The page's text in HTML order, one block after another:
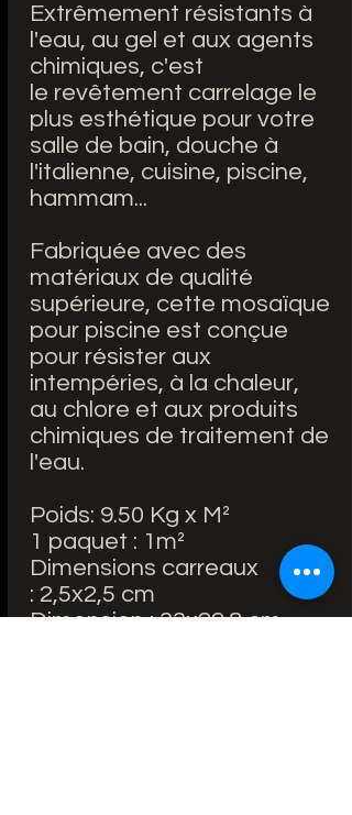
Extrêmement résistants à
l'eau, au gel et aux agents
chimiques, c'est
le revêtement carrelage le
plus esthétique pour votre
salle de bain, douche à
l'italienne, cuisine, piscine,
hammam...
Fabriquée avec des
matériaux de qualité
supérieure, cette mosaïque
pour piscine est conçue
pour résister aux
intempéries, à la chaleur,
au chlore et aux produits
chimiques de traitement de
l'eau.
Poids: 9.50 Kg x M²
1 paquet : 1m²
Dimensions carreaux
: 2,5x2,5 cm
Dimension : 33x29.8 cm